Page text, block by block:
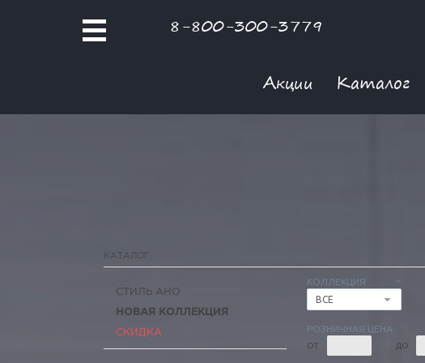
8-800-300-3779
Акции Каталог
КАТАЛОГ
КОЛЛЕКЦИЯ
ВСЕ
РОЗНИЧНАЯ ЦЕНА
ОТ ДО
СТИЛЬ АНО
НОВАЯ КОЛЛЕКЦИЯ
СКИДКА